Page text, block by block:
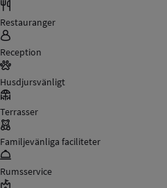
Restauranger
Reception
Husdjursvänligt
Terrasser
Familjevänliga faciliteter
Rumsservice